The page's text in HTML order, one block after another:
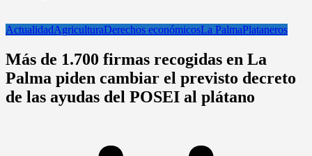
ActualidadAgriculturaDerechos económicosLa PalmaPlataneros
Más de 1.700 firmas recogidas en La
Palma piden cambiar el previsto decreto
de las ayudas del POSEI al plátano